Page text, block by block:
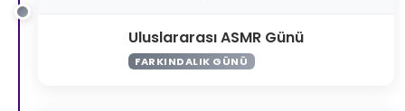
Uluslararası ASMR Günü
FARKINDALIK GÜNÜ